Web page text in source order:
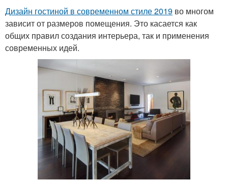
Дизайн гостиной в современном стиле 2019 во многом
зависит от размеров помещения. Это касается как
общих правил создания интерьера, так и применения
современных идей.